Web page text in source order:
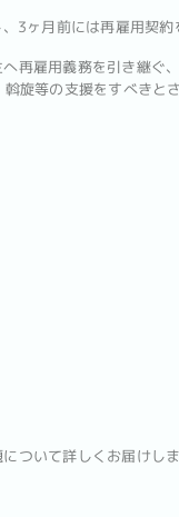
3ヶ月前には再雇用契
再雇用義務を引き継ぐ
旋等の支援をすべきと
ついて詳しくお届けし